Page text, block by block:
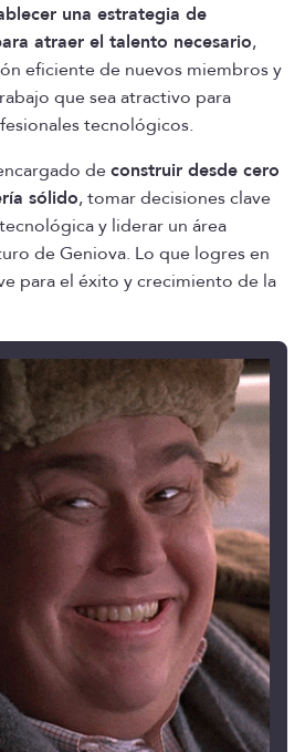
una estrategia de
atraer el talento necesario,
eficiente de nuevos miembros y
que sea atractivo para
tecnológicos.
deconstruir desde cero
sólido, tomar decisiones clave
y liderar un área
de Geniova. Lo que logres en
para el éxito y crecimiento de la